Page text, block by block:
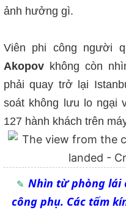
ảnh hưởng gì.
Viên phi công người
Akopov không còn
phải quay trở lại
soát không lưu lo ngại
127 hành khách trên
Nhìn từ phòng lái
công phụ. Các tấm